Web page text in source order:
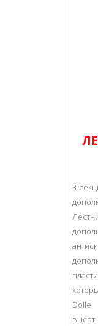
3-
Dolle